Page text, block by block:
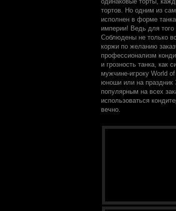
тортов. Но одним из
исполнен в форме
империи! Ведь для того
Соблюдены не только
коржи по желанию
профессионализм
и грозность танка, как
мужчине-игроку World
юноши или на праздник
популярным на всех
использоваться
вечно.